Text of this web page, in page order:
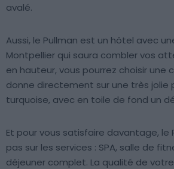
avalé.
Aussi, le Pullman est un hôtel avec
Montpellier qui saura combler vos
en hauteur, vous pourrez choisir une
donne directement sur une très jolie
turquoise, avec en toile de fond un
Et pour vous satisfaire davantage, le
pas sur les services : SPA, salle de
déjeuner complet. La qualité de